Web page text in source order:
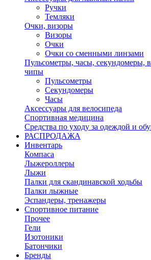
Ручки
Темляки
Очки, визоры
Визоры
Очки
Очки со сменными линзами
Пульсометры, часы, секундомеры,
чипы
Пульсометры
Секундомеры
Часы
Аксессуары для велосипеда
Спортивная медицина
Средства по уходу за одеждой и
РАСПРОДАЖА
Инвентарь
Компаса
Лыжероллеры
Лыжи
Палки для скандинавской ходьбы
Палки лыжные
Эспандеры, тренажеры
Спортивное питание
Прочее
Гели
Изотоники
Батончики
Бренды